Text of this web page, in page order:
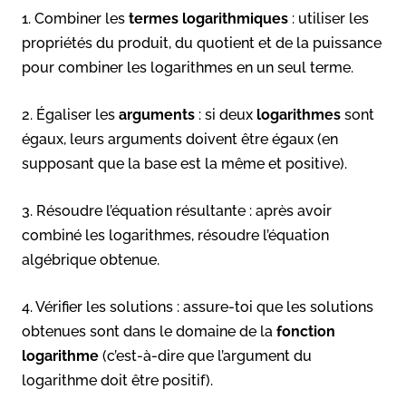
1. Combiner les termes logarithmiques : utiliser les
propriétés du produit, du quotient et de la puissance
pour combiner les logarithmes en un seul terme.
2. Égaliser les arguments : si deux logarithmes sont
égaux, leurs arguments doivent être égaux (en
supposant que la base est la même et positive).
3. Résoudre l’équation résultante : après avoir
combiné les logarithmes, résoudre l’équation
algébrique obtenue.
4. Vérifier les solutions : assure-toi que les solutions
obtenues sont dans le domaine de la fonction
logarithme (c’est-à-dire que l’argument du
logarithme doit être positif).